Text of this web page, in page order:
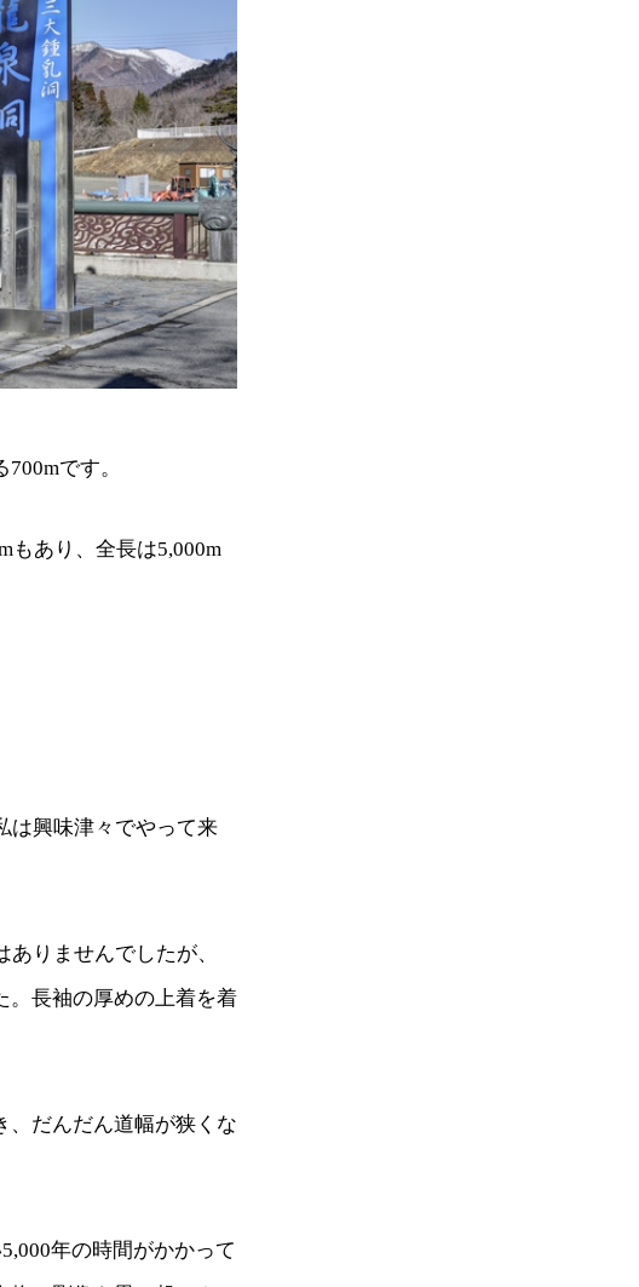
です。
もあり、全長は5,000m
は興味津々でやって来
りませんでしたが、
。長袖の厚めの上着を着
、だんだん道幅が狭くな
年の時間がかかって